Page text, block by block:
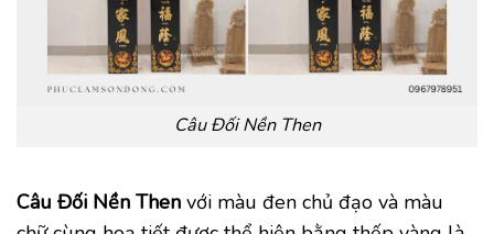
Câu Đối Nền Then
Câu Đối Nền Then với màu đen chủ đạo và màu